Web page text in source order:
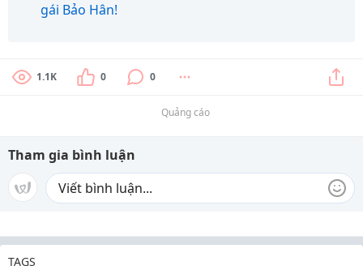
gái Bảo Hân!
1.1K 0 0
Quảng cáo
Tham gia bình luận
TAGS